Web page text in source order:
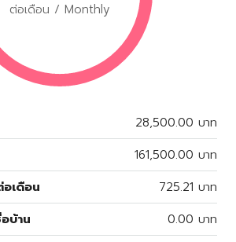
ต่อเดือน / Monthly
28,500.00 บาท
161,500.00 บาท
เดือน
725.21 บาท
บ้าน
0.00 บาท